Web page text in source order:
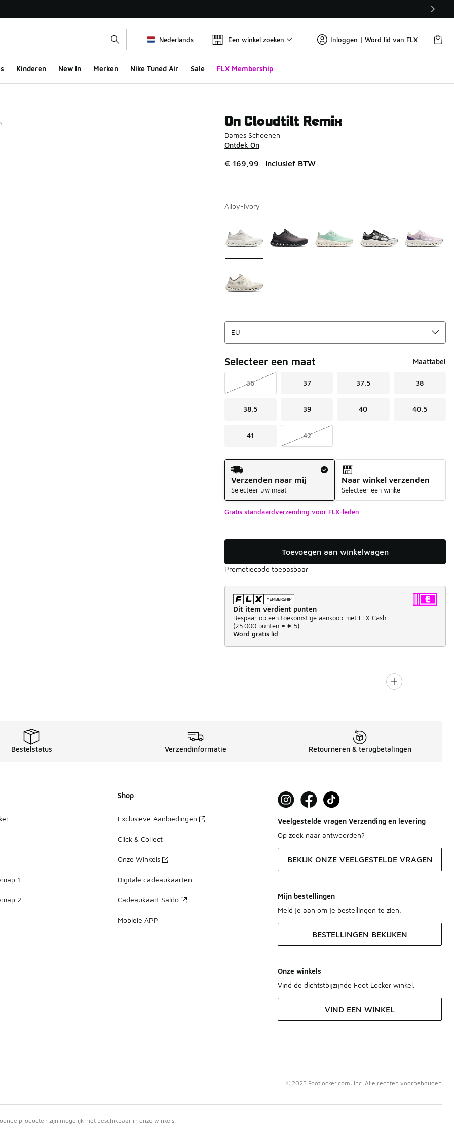
Nederlands Een winkel zoeken Inloggen | Word lid van FLX
Kinderen New In Merken Nike Tuned Air Sale FLX Membership
On Cloudtilt Remix
Dames Schoenen
Ontdek On
€ 169,99 Inclusief BTW
Alloy-Ivory
Selecteer een maat Maattabel
36 37 37.5 38
38.5 39 40 40.5
41 42
Verzendmethode
Verzenden naar mij
Selecteer uw maat
Naar winkel verzenden
Selecteer een winkel
Gratis standaardverzending voor FLX-leden
Toevoegen aan winkelwagen
Promotiecode toepasbaar
Dit item verdient punten
Bespaar op een toekomstige aankoop met FLX Cash.
(25.000 punten = € 5)
Word gratis lid
Bestelstatus Verzendinformatie Retourneren & terugbetalingen
1
2
Shop
Exclusieve Aanbiedingen
Click & Collect
Onze Winkels
Digitale cadeaukaarten
Cadeaukaart Saldo
Mobiele APP
Veelgestelde vragen Verzending en levering
Op zoek naar antwoorden?
BEKIJK ONZE VEELGESTELDE VRAGEN
Mijn bestellingen
Meld je aan om je bestellingen te zien.
BESTELLINGEN BEKIJKEN
Onze winkels
Vind de dichtstbijzijnde Foot Locker winkel.
VIND EEN WINKEL
© 2025 Footlocker.com, Inc. Alle rechten voorbehouden
producten zijn mogelijk niet beschikbaar in onze winkels.